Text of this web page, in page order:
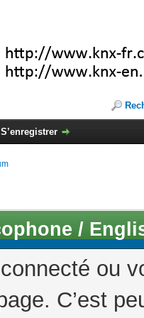
S’enregistrer
/
ou
C’est